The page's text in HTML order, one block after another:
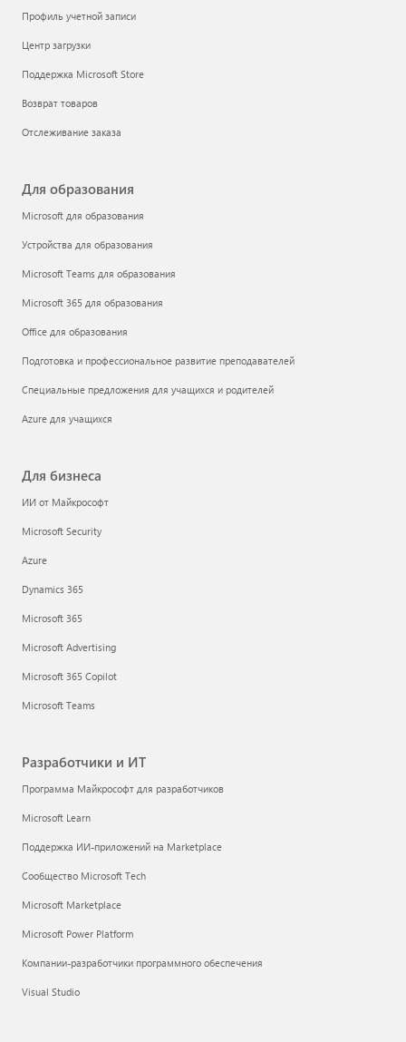
Профиль учетной записи
Центр загрузки
Поддержка Microsoft Store
Возврат товаров
Отслеживание заказа
Для образования
Microsoft для образования
Устройства для образования
Microsoft Teams для образования
Microsoft 365 для образования
Office для образования
Подготовка и профессиональное развитие преподавателей
Специальные предложения для учащихся и родителей
Azure для учащихся
Для бизнеса
ИИ от Майкрософт
Microsoft Security
Azure
Dynamics 365
Microsoft 365
Microsoft Advertising
Microsoft 365 Copilot
Microsoft Teams
Разработчики и ИТ
Программа Майкрософт для разработчиков
Microsoft Learn
Поддержка ИИ-приложений на Marketplace
Сообщество Microsoft Tech
Microsoft Marketplace
Microsoft Power Platform
Компании-разработчики программного обеспечения
Visual Studio